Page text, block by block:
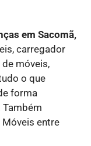
em Sacomã,
carregador
móveis,
o que
forma
entre